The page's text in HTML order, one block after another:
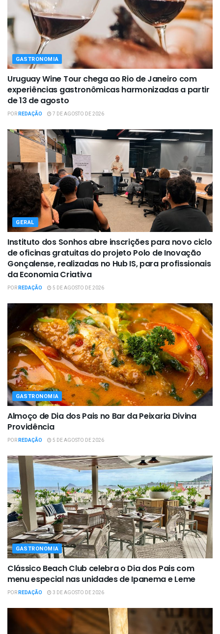
GASTRONOMIA
Uruguay Wine Tour chega ao Rio de Janeiro com
experiências gastronômicas harmonizadas a partir
de 13 de agosto
PORREDAÇÃO 7 DE AGOSTO DE 2026
GERAL
Instituto dos Sonhos abre inscrições para novo ciclo
de oficinas gratuitas do projeto Polo de Inovação
Gonçalense, realizadas no Hub IS, para profissionais
da Economia Criativa
PORREDAÇÃO 5 DE AGOSTO DE 2026
GASTRONOMIA
Almoço de Dia dos Pais no Bar da Peixaria Divina
Providência
PORREDAÇÃO 5 DE AGOSTO DE 2026
GASTRONOMIA
Clássico Beach Club celebra o Dia dos Pais com
menu especial nas unidades de Ipanema e Leme
PORREDAÇÃO 3 DE AGOSTO DE 2026